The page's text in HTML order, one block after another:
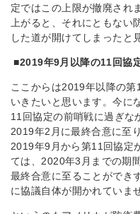
定ではこの上限が撤廃され
上がると、それにともない
した道が開けてしまったと
■2019年9月以降の11回協
ここからは2019年以降の
いきたいと思います。今に
11回協定の前哨戦に過ぎな
2019年2月に最終合意に至
2019年9月から第11回協定
ては、2020年3月までの期
最終合意に至ることができ
に協議自体が開かれていま